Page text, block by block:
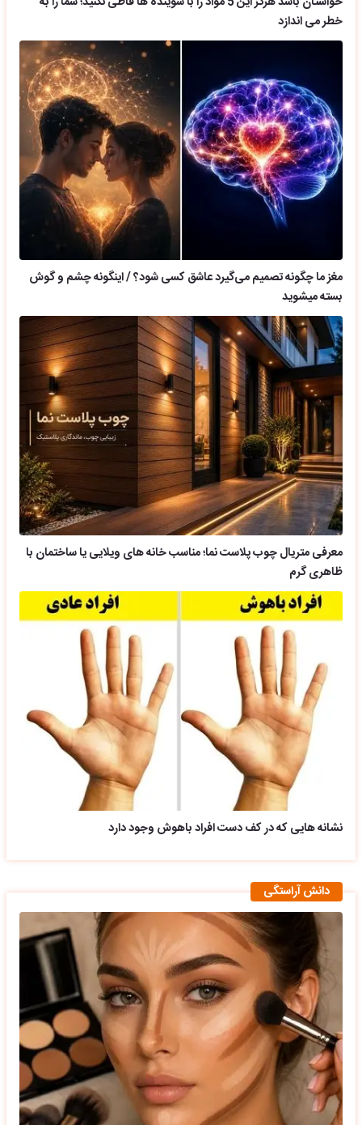
خطر می اندازد
مغز ما چگونه تصمیم می‌گیرد عاشق کسی شود؟ / اینگونه چشم و گوش
بسته میشوید
معرفی متریال چوب پلاست نما؛ مناسب خانه های ویلایی یا ساختمان با
ظاهری گرم
نشانه هایی که در کف دست افراد باهوش وجود دارد
دانش آراستگی